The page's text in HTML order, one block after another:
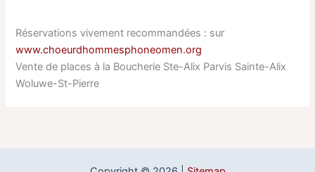
Réservations vivement recommandées : sur
www.choeurdhommesphoneomen.org
Vente de places à la Boucherie Ste-Alix Parvis Sainte-Alix
Woluwe-St-Pierre